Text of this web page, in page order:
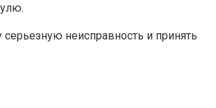
неисправность и принять